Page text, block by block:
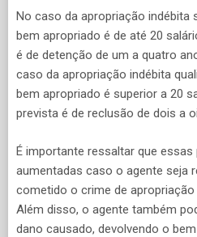
No caso da apropriação indébita
bem apropriado é de até 20
é de detenção de um a quatro
caso da apropriação indébita
bem apropriado é superior a 20
prevista é de reclusão de dois a
É importante ressaltar que
aumentadas caso o agente seja
cometido o crime de
Além disso, o agente também
dano causado, devolvendo o